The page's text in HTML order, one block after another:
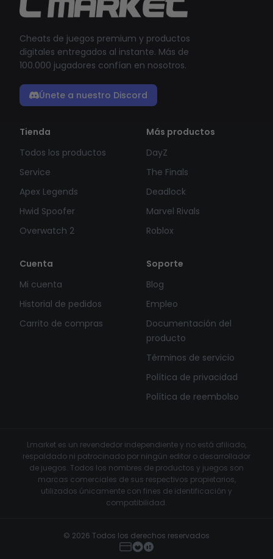
Cheats de juegos premium y productos
digitales entregados al instante. Más de
100.000 jugadores confían en nosotros.
Únete a nuestro Discord
Tienda
Todos los productos
Service
Apex Legends
Hwid Spoofer
Overwatch 2
Más productos
DayZ
The Finals
Deadlock
Marvel Rivals
Roblox
Cuenta
Mi cuenta
Historial de pedidos
Carrito de compras
Soporte
Blog
Empleo
Documentación del
producto
Términos de servicio
Política de privacidad
Política de reembolso
Lmarket es un revendedor independiente y no está afiliado,
respaldado ni patrocinado por ningún editor o desarrollador
de juegos. Todos los nombres de productos y juegos son
marcas comerciales de sus respectivos propietarios,
utilizados únicamente con fines de identificación y
compatibilidad.
© 2026 Todos los derechos reservados